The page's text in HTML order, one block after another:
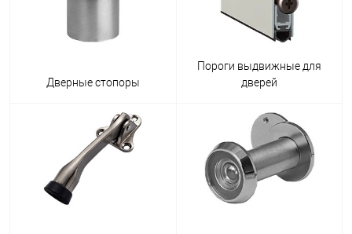
Дверные стопоры
Пороги выдвижные для
дверей